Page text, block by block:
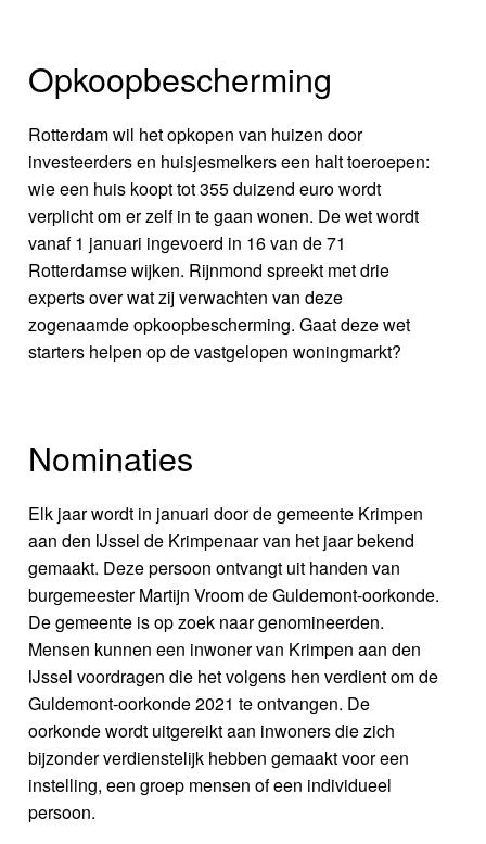
Opkoopbescherming
Rotterdam wil het opkopen van huizen door
investeerders en huisjesmelkers een halt toeroepen:
wie een huis koopt tot 355 duizend euro wordt
verplicht om er zelf in te gaan wonen. De wet wordt
vanaf 1 januari ingevoerd in 16 van de 71
Rotterdamse wijken. Rijnmond spreekt met drie
experts over wat zij verwachten van deze
zogenaamde opkoopbescherming. Gaat deze wet
starters helpen op de vastgelopen woningmarkt?
Nominaties
Elk jaar wordt in januari door de gemeente Krimpen
aan den IJssel de Krimpenaar van het jaar bekend
gemaakt. Deze persoon ontvangt uit handen van
burgemeester Martijn Vroom de Guldemont-oorkonde.
De gemeente is op zoek naar genomineerden.
Mensen kunnen een inwoner van Krimpen aan den
IJssel voordragen die het volgens hen verdient om de
Guldemont-oorkonde 2021 te ontvangen. De
oorkonde wordt uitgereikt aan inwoners die zich
bijzonder verdienstelijk hebben gemaakt voor een
instelling, een groep mensen of een individueel
persoon.